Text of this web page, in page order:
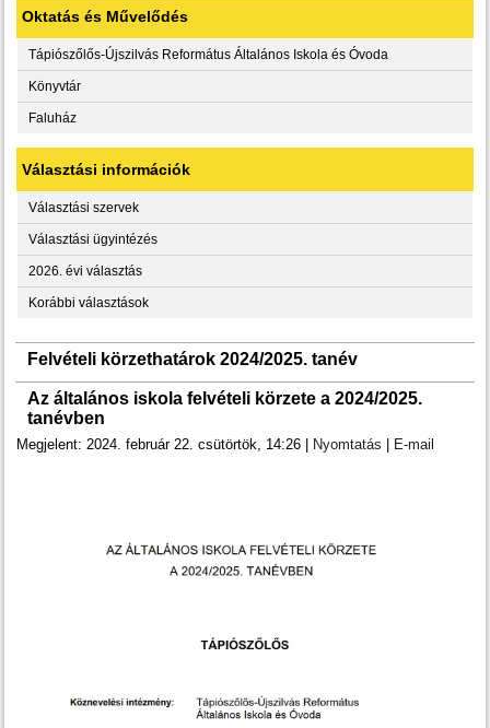
Oktatás és Művelődés
Tápiószőlős-Újszilvás Református Általános Iskola és Óvoda
Könyvtár
Faluház
Választási információk
Választási szervek
Választási ügyintézés
2026. évi választás
Korábbi választások
Felvételi körzethatárok 2024/2025. tanév
Az általános iskola felvételi körzete a 2024/2025.
tanévben
Megjelent: 2024. február 22. csütörtök, 14:26 Nyomtatás E-mail